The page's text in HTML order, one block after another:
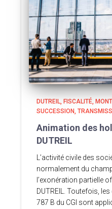
DUTREIL FISCALITÉ
SUCCESSION
Animation des
DUTREIL
L’activité civile des
normalement du
l’exonération partielle
DUTREIL. Toutefois,
787 B du CGI sont